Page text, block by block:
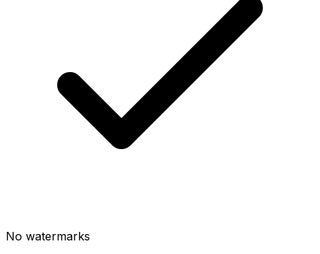
No watermarks